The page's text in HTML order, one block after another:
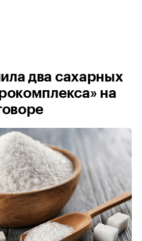
два сахарных
на